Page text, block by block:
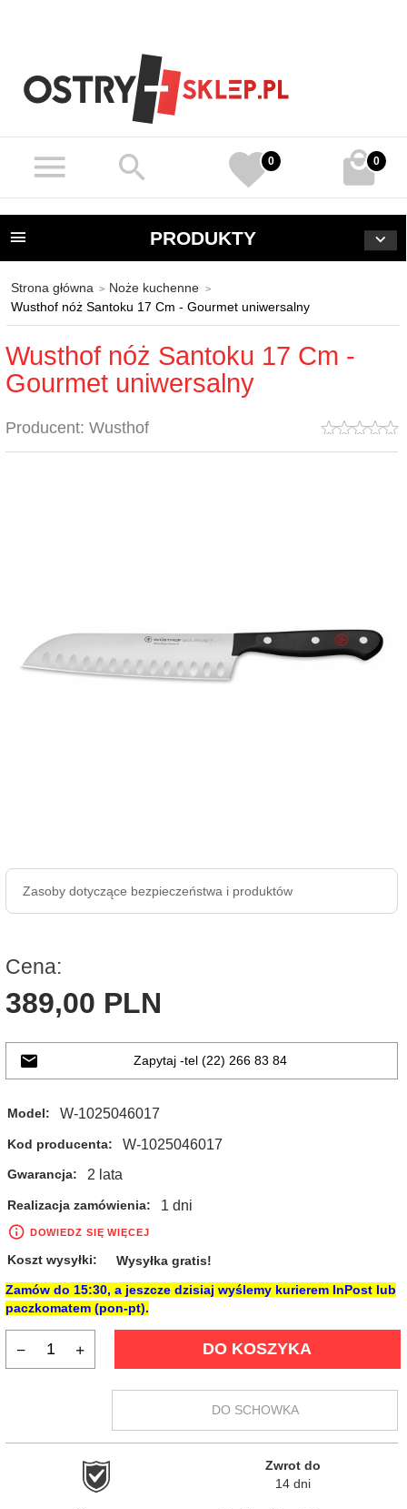
0
PRODUKTY
Strona główna
Noże kuchenne
Wusthof nóż Santoku 17 Cm - Gourmet uniwersalny
Wusthof nóż Santoku 17 Cm -
Gourmet uniwersalny
Producent: Wusthof
Zasoby dotyczące bezpieczeństwa i produktów
Cena:
389,00 PLN
Zapytaj -tel (22) 266 83 84
Model: W-1025046017
Kod producenta: W-1025046017
Gwarancja: 2 lata
Realizacja zamówienia: 1 dni
DOWIEDZ SIĘ WIĘCEJ
Koszt wysyłki: Wysyłka gratis!
Zamów do 15:30, a jeszcze dzisiaj wyślemy kurierem InPost lub
paczkomatem (pon-pt).
DO KOSZYKA
DO SCHOWKA
Zwrot do
14 dni